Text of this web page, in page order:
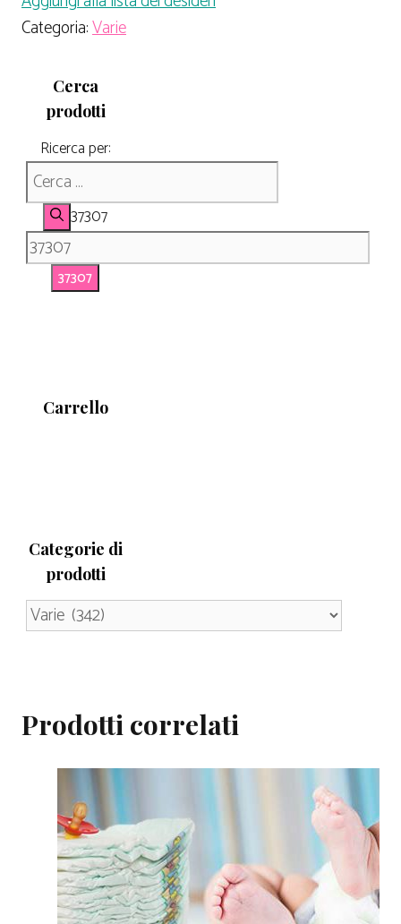
Categoria:Varie
Cerca
prodotti
Ricerca per:
37307
Carrello
Categorie di
prodotti
Prodotti correlati